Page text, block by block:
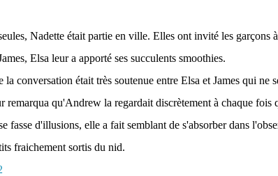
Nadette était partie en ville. Elles ont invité les garçons
Elsa leur a apporté ses succulents smoothies.
la conversation était très soutenue entre Elsa et James qui ne
remarqua qu'Andrew la regardait discrètement à chaque fois
fasse d'illusions, elle a fait semblant de s'absorber dans
fraichement sortis du nid.